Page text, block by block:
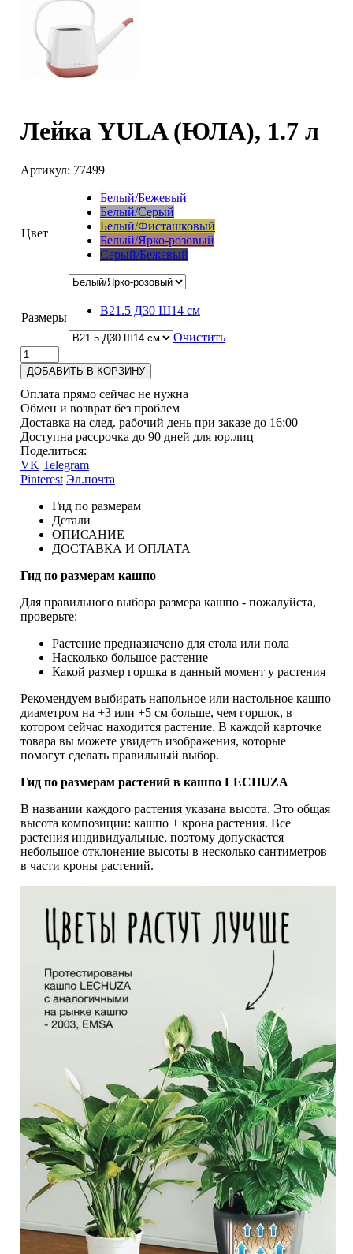
Лейка YULA (ЮЛА), 1.7 л
Артикул: 77499
Цвет
Белый/Бежевый
Белый/Серый
Белый/Фисташковый
Белый/Ярко-розовый
Серый/Бежевый
Размеры
В21.5 Д30 Ш14 см
Очистить
ДОБАВИТЬ В КОРЗИНУ
Оплата прямо сейчас не нужна
Обмен и возврат без проблем
Доставка на след. рабочий день при заказе до 16:00
Доступна рассрочка до 90 дней для юр.лиц
Поделиться:
VK Telegram
Pinterest Эл.почта
Гид по размерам
Детали
ОПИСАНИЕ
ДОСТАВКА И ОПЛАТА
Гид по размерам кашпо
Для правильного выбора размера кашпо - пожалуйста,
проверьте:
Растение предназначено для стола или пола
Насколько большое растение
Какой размер горшка в данный момент у растения
Рекомендуем выбирать напольное или настольное кашпо
диаметром на +3 или +5 см больше, чем горшок, в
котором сейчас находится растение. В каждой карточке
товара вы можете увидеть изображения, которые
помогут сделать правильный выбор.
Гид по размерам растений в кашпо LECHUZA
В названии каждого растения указана высота. Это общая
высота композиции: кашпо + крона растения. Все
растения индивидуальные, поэтому допускается
небольшое отклонение высоты в несколько сантиметров
в части кроны растений.